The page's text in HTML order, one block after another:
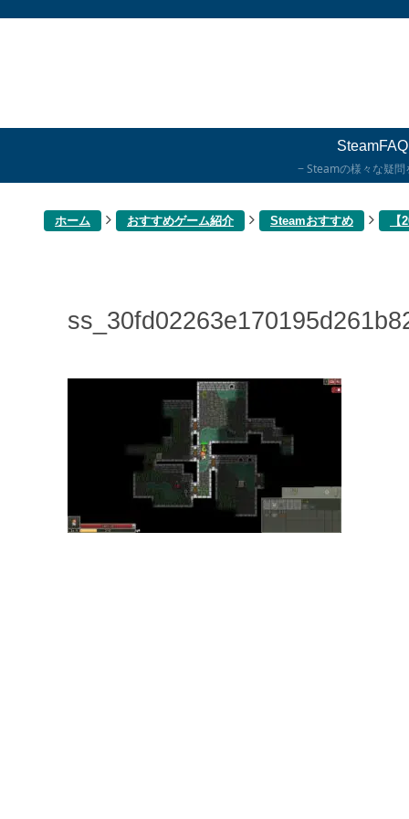
SteamFAQ
Steamの様々な疑問
ホーム おすすめゲーム紹介 Steamおすすめ